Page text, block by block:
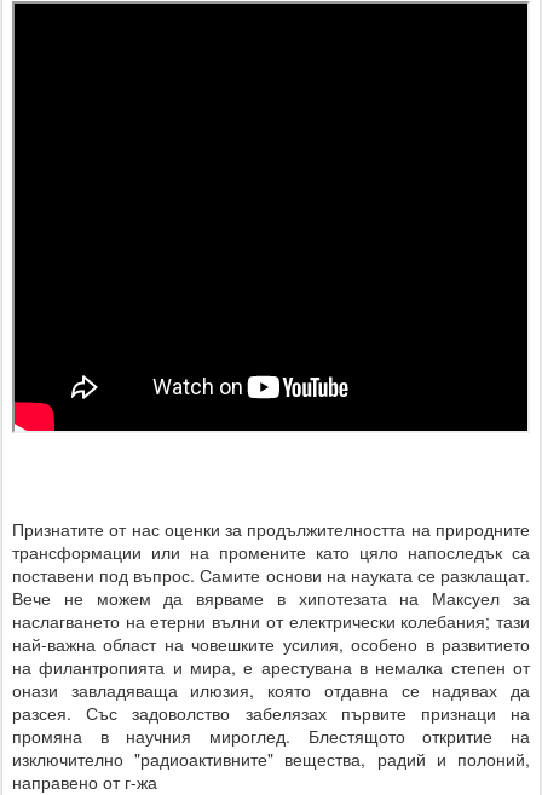
Признатите от нас оценки за продължителността на природните
трансформации или на промените като цяло напоследък са
поставени под въпрос. Самите основи на науката се разклащат.
Вече не можем да вярваме в хипотезата на Максуел за
наслагването на етерни вълни от електрически колебания; тази
най-важна област на човешките усилия, особено в развитието
на филантропията и мира, е арестувана в немалка степен от
онази завладяваща илюзия, която отдавна се надявах да
разсея. Със задоволство забелязах първите признаци на
промяна в научния мироглед. Блестящото откритие на
изключително "радиоактивните" вещества, радий и полоний,
направено от г-жа